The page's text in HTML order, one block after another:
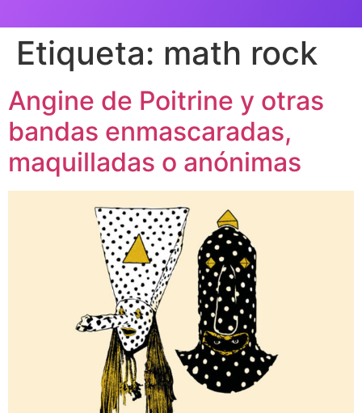
Etiqueta: math rock
Angine de Poitrine y otras
bandas enmascaradas,
maquilladas o anónimas